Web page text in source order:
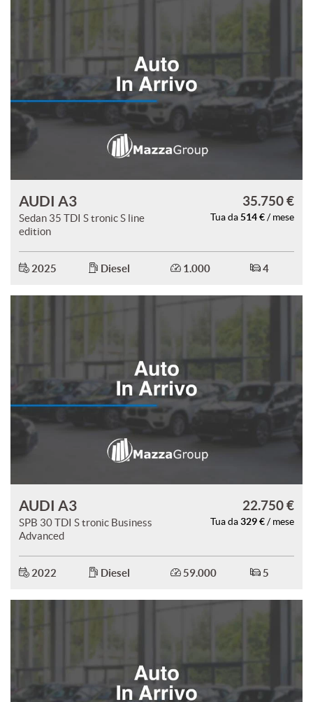
AUDI A3
Sedan 35 TDI S tronic S line
edition
35.750 €
Tua da 514 € / mese
2025 Diesel 1.000 4
AUDI A3
SPB 30 TDI S tronic Business
Advanced
22.750 €
Tua da 329 € / mese
2022 Diesel 59.000 5